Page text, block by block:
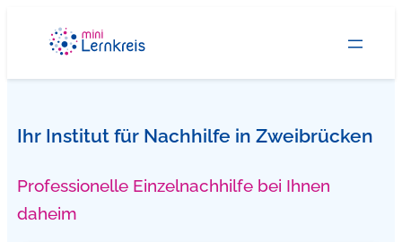
springen
Ihr Institut für Nachhilfe in Zweibrücken
Professionelle Einzelnachhilfe bei Ihnen
daheim